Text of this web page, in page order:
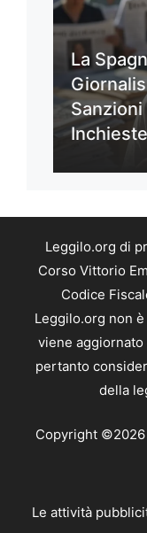
La
Sanzioni
Leggilo.org di
Corso Vittorio
Codice
Leggilo.org non
viene
pertanto
della
Copyright
Le attività